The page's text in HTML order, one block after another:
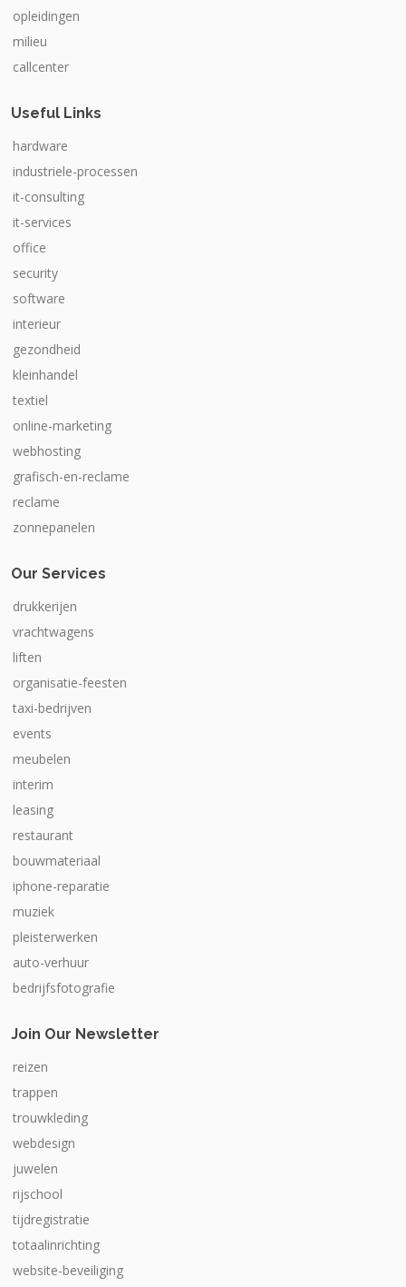
opleidingen
milieu
callcenter
Useful Links
hardware
industriele-processen
it-consulting
it-services
office
security
software
interieur
gezondheid
kleinhandel
textiel
online-marketing
webhosting
grafisch-en-reclame
reclame
zonnepanelen
Our Services
drukkerijen
vrachtwagens
liften
organisatie-feesten
taxi-bedrijven
events
meubelen
interim
leasing
restaurant
bouwmateriaal
iphone-reparatie
muziek
pleisterwerken
auto-verhuur
bedrijfsfotografie
Join Our Newsletter
reizen
trappen
trouwkleding
webdesign
juwelen
rijschool
tijdregistratie
totaalinrichting
website-beveiliging